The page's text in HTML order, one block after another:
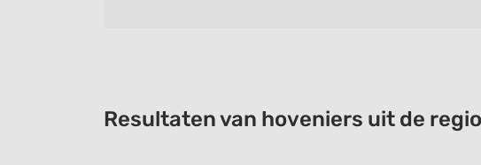
Resultaten van hoveniers uit de